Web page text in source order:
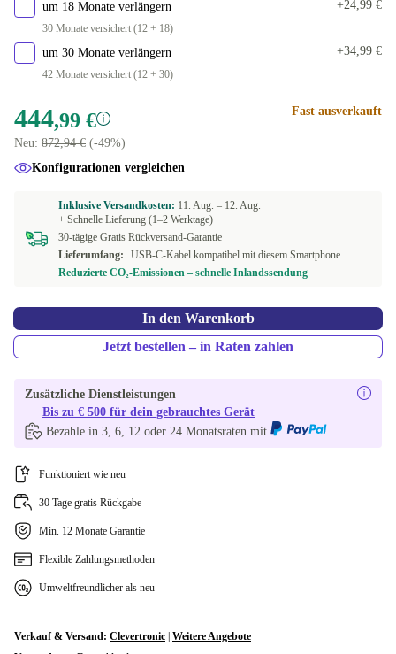
schwarz +19,00 €
Dual-SIM (2 physical SIMs)
um 18 Monate verlängern
30 Monate versichert (12 + 18)
+24,99 €
um 30 Monate verlängern
42 Monate versichert (12 + 30)
+34,99 €
444,99 €
Neu: 872,94 € (-49%)
Fast ausverkauft
Konfigurationen vergleichen
Inklusive Versandkosten: 11. Aug. – 12. Aug.
+ Schnelle Lieferung (1–2 Werktage)
30-tägige Gratis Rückversand-Garantie
Lieferumfang:
USB-C-Kabel kompatibel mit diesem Smartphone
Reduzierte CO₂-Emissionen – schnelle Inlandssendung
In den Warenkorb
Jetzt bestellen – in Raten zahlen
Zusätzliche Dienstleistungen
Bis zu € 500 für dein gebrauchtes Gerät
Bezahle in 3, 6, 12 oder 24 Monatsraten mit
Funktioniert wie neu
30 Tage gratis Rückgabe
Min. 12 Monate Garantie
Flexible Zahlungsmethoden
Umweltfreundlicher als neu
Verkauf & Versand: Clevertronic Weitere Angebote